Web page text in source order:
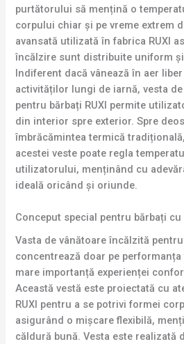
purtătorului să mențină o
corpului chiar și pe vreme extrem
avansată utilizată în fabrica RUXI
încălzire sunt distribuite uniform
Indiferent dacă vânează în aer
activităților lungi de iarnă, vesta
pentru bărbați RUXI permite
din interior spre exterior. Spre
îmbrăcămintea termică
acestei veste poate regla
utilizatorului, menținând cu
ideală oricând și oriunde.
Conceput special pentru bărbați
Vasta de vânătoare încălzită
concentrează doar pe
mare importanță experienței
Această vestă este proiectată cu
RUXI pentru a se potrivi formei
asigurând o mișcare flexibilă,
căldură bună. Vesta este realizată